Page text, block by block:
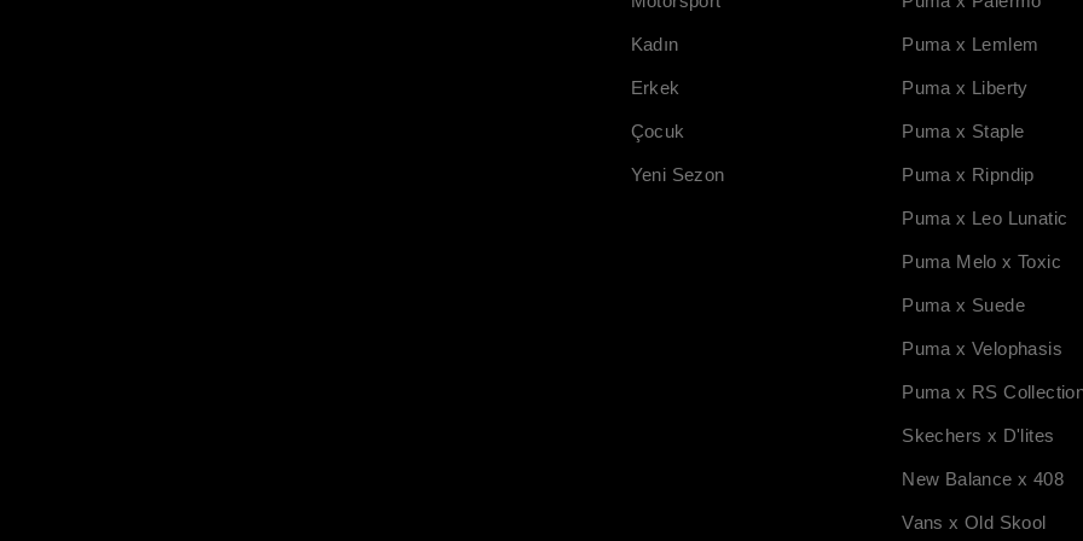
Kadın
Erkek
Çocuk
Yeni Sezon
Puma x Lemlem
Puma x Liberty
Puma x Staple
Puma x Ripndip
Puma x Leo Lunatic
Puma Melo x Toxic
Puma x Suede
Puma x Velophasis
Puma x RS
Skechers x D'lites
New Balance x 408
Vans x Old Skool